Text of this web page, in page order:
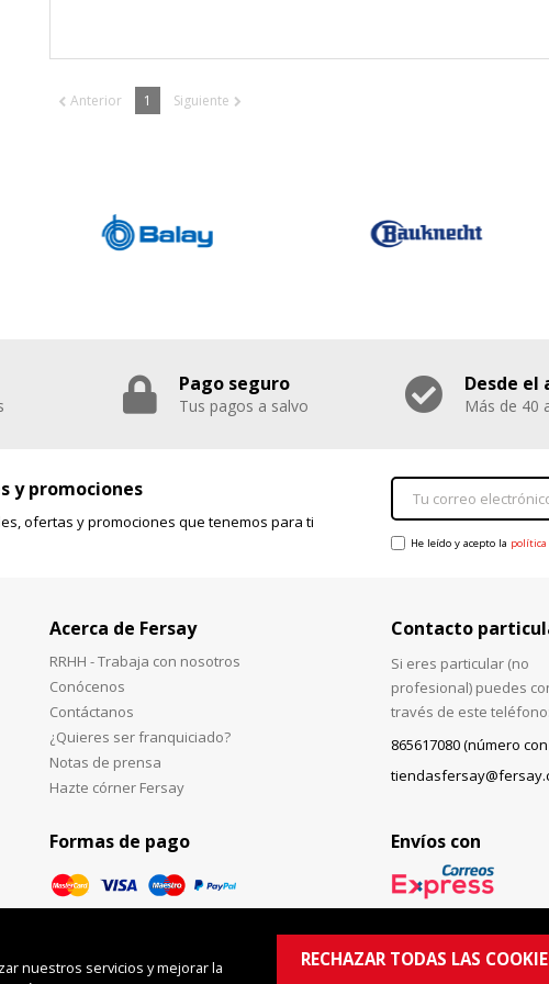
Anterior 1 Siguiente
Pago seguro
Tus pagos a salvo
Desde el
Más de 40
y promociones
ofertas y promociones que tenemos para ti
He leído y acepto la
Acerca de Fersay
RRHH - Trabaja con nosotros
Conócenos
Contáctanos
¿Quieres ser franquiciado?
Notas de prensa
Hazte córner Fersay
Contacto
Si eres particular (no
profesional) puedes
través de este teléfono:
865617080 (número
Formas de pago Envíos con
nuestros servicios y mejorar la
RECHAZAR TODAS LAS
CONFIGURACIÓN